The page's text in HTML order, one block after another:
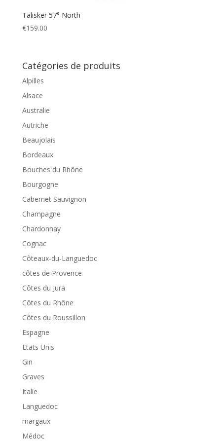
Talisker 57° North
€159.00
Catégories de produits
Alpilles
Alsace
Australie
Autriche
Beaujolais
Bordeaux
Bouches du Rhône
Bourgogne
Cabernet Sauvignon
Champagne
Chardonnay
Cognac
Côteaux-du-Languedoc
côtes de Provence
Côtes du Jura
Côtes du Rhône
Côtes du Roussillon
Espagne
Etats Unis
Gin
Graves
Italie
Languedoc
margaux
Médoc